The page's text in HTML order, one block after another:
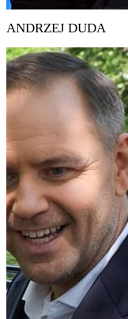
ANDRZEJ DUDA